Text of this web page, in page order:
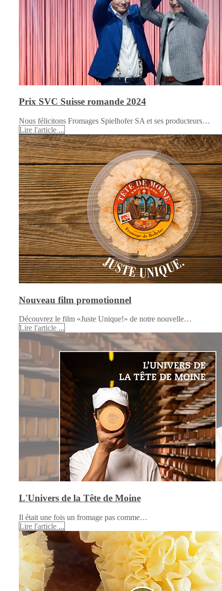
Prix SVC Suisse romande 2024
Nous félicitons Fromages Spielhofer SA et ses producteurs…
Lire l'article ...
Nouveau film promotionnel
Découvrez le film «Juste Unique!» de notre nouvelle…
Lire l'article ...
L'Univers de la Tête de Moine
Il était une fois un fromage pas comme…
Lire l'article ...